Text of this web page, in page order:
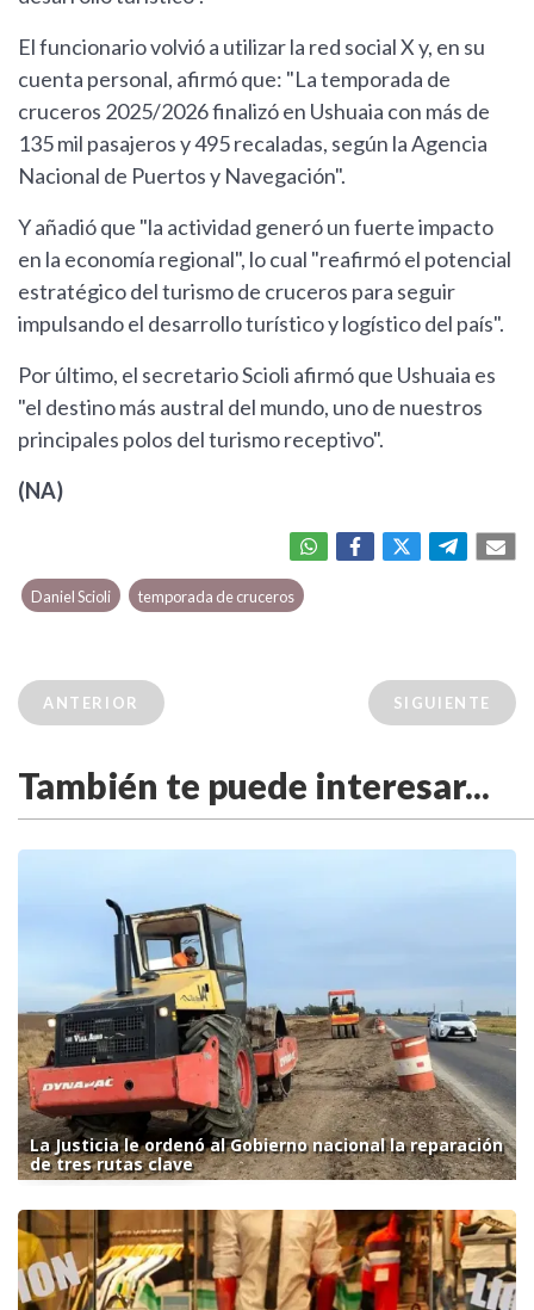
El funcionario volvió a utilizar la red social X y, en su
cuenta personal, afirmó que: "La temporada de
cruceros 2025/2026 finalizó en Ushuaia con más de
135 mil pasajeros y 495 recaladas, según la Agencia
Nacional de Puertos y Navegación".
Y añadió que "la actividad generó un fuerte impacto
en la economía regional", lo cual "reafirmó el potencial
estratégico del turismo de cruceros para seguir
impulsando el desarrollo turístico y logístico del país".
Por último, el secretario Scioli afirmó que Ushuaia es
"el destino más austral del mundo, uno de nuestros
principales polos del turismo receptivo".
(NA)
Daniel Scioli temporada de cruceros
ANTERIOR SIGUIENTE
También te puede interesar...
La Justicia le ordenó al Gobierno nacional la reparación
de tres rutas clave